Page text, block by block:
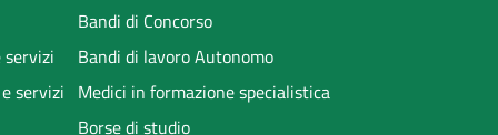
servizi
servizi
Bandi di Concorso
Bandi di lavoro Autonomo
Medici in formazione specialistica
Borse di studio